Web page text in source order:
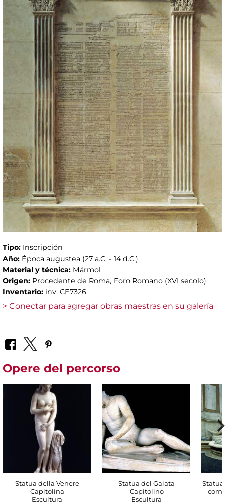
Tipo: Inscripción
Año: Época augustea (27 a.C. - 14 d.C.)
Material y técnica: Mármol
Origen: Procedente de Roma, Foro Romano (XVI secolo)
Inventario: inv. CE7326
> Conectar para agregar obras maestras en su galería
Opere del percorso
Statua della Venere
Capitolina
Escultura
Statua del Galata
Capitolino
Escultura
Statua